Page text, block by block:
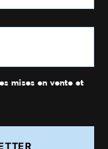
mises en vente et